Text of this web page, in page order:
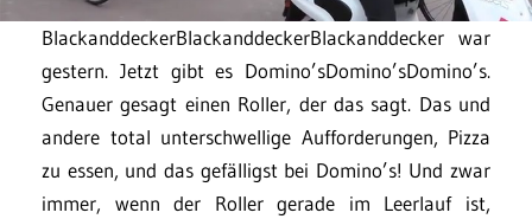
BlackanddeckerBlackanddeckerBlackanddecker war
gestern. Jetzt gibt es Domino’sDomino’sDomino’s.
Genauer gesagt einen Roller, der das sagt. Das und
andere total unterschwellige Aufforderungen, Pizza
zu essen, und das gefälligst bei Domino’s! Und zwar
immer, wenn der Roller gerade im Leerlauf ist,